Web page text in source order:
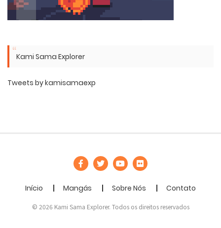
Kami Sama Explorer
Tweets by kamisamaexp
Início Mangás Sobre Nós Contato
© 2026 Kami Sama Explorer. Todos os direitos reservados